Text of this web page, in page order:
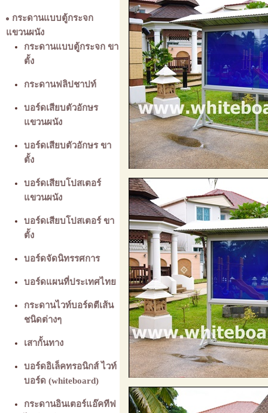
กระดานแบบตู้กระจก
แขวนผนัง
กระดานแบบตู้กระจก ขา
ตั้ง
กระดานฟลิปชาปท์
บอร์ดเสียบตัวอักษร
แขวนผนัง
บอร์ดเสียบตัวอักษร ขา
ตั้ง
บอร์ดเสียบโปสเตอร์
แขวนผนัง
บอร์ดเสียบโปสเตอร์ ขา
ตั้ง
บอร์ดจัดนิทรรศการ
บอร์ดแผนที่ประเทศไทย
กระดานไวท์บอร์ดตีเส้น
ชนิดต่างๆ
เสากั้นทาง
บอร์ดอิเล็คทรอนิกส์ ไวท์
บอร์ด (whiteboard)
กระดานอินเตอร์แอ๊คทีฟ